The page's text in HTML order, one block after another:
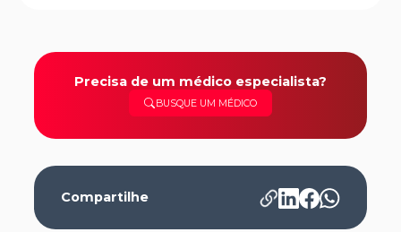
Precisa de um médico especialista?
BUSQUE UM MÉDICO
Compartilhe